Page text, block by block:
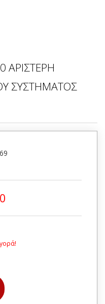
ΑΡΙΣΤΕΡΗ
ΣΥΣΤΗΜΑΤΟΣ